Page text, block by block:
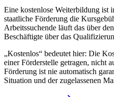
Eine kostenlose Weiterbildung ist
staatliche Förderung die
Arbeitssuchende läuft das über
Beschäftigte über das
„Kostenlos“ bedeutet hier: Die
einer Förderstelle getragen, nicht
Förderung ist nie automatisch
Situation und der zugelassenen